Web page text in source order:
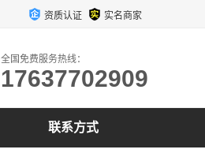
资质认证 实名商家
全国免费服务热线：
17637702909
联系方式